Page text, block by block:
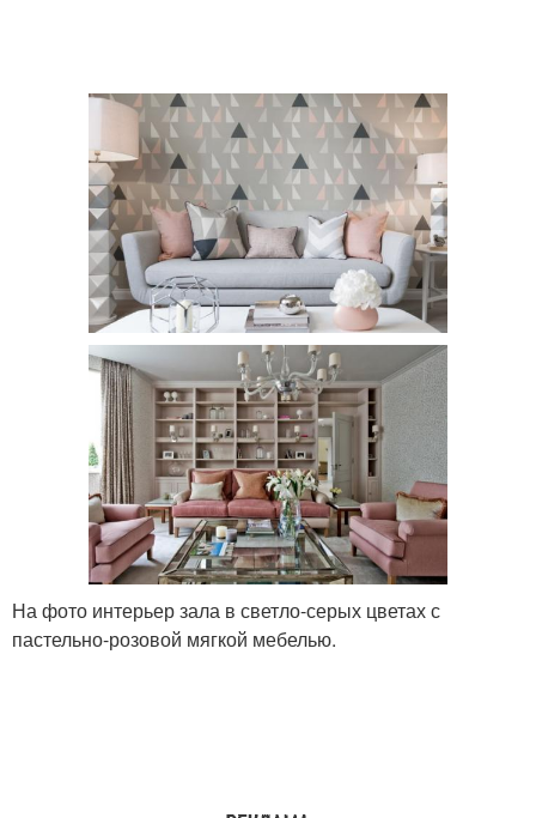
На фото интерьер зала в светло-серых цветах с
пастельно-розовой мягкой мебелью.